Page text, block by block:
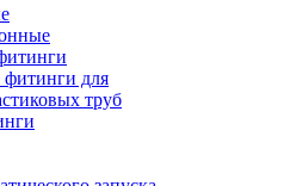
для
труб